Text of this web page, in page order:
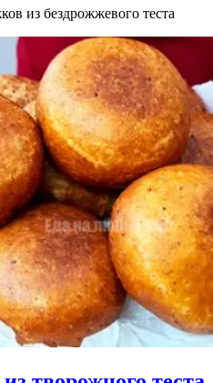
из бездрожжевого теста